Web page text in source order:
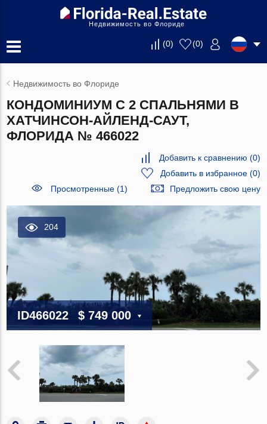
Недвижимость во Флориде
(0) (0)
Недвижимость во Флориде
КОНДОМИНИУМ С 2 СПАЛЬНЯМИ В
ХАТЧИНСОН-АЙЛЕНД-САУТ,
ФЛОРИДА № 466022
Добавить к сравнению (0)
Добавить в избранное(0)
Просмотренные (1)
Предложить свою цену
204
ID466022 $ 749 000